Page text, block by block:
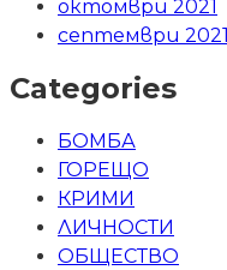
октомври 2021
септември 2021
Categories
БОМБА
ГОРЕЩО
КРИМИ
ЛИЧНОСТИ
ОБЩЕСТВО